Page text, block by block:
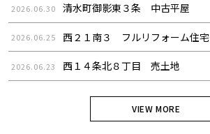
2026.06.30 清水町御影東３条 中古平屋
2026.06.25 西２１南３ フルリフォーム住宅
2026.06.23 西１４条北８丁目 売土地
VIEW MORE